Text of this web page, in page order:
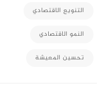
التنويع الاقتصادي
النمو الاقتصادي
تحسين المعيشة